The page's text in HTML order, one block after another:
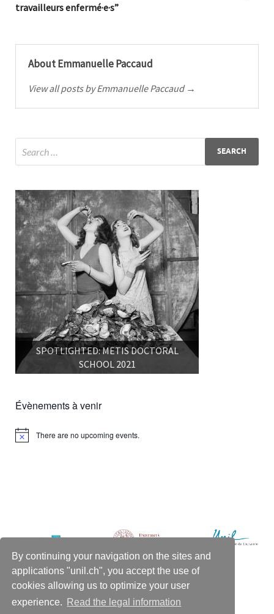
By continuing your navigation on the sites and
applications "unil.ch", you accept the use of
cookies allowing us to optimize your user
experience.
Read the legal information
travailleurs enfermé·e·s”
About Emmanuelle Paccaud
View all posts by Emmanuelle Paccaud →
SPOTLIGHTED: METIS DOCTORAL
SCHOOL 2021
Évènements à venir
Notice There are no upcoming events.
WELCOME RESOURCES CONTACT US